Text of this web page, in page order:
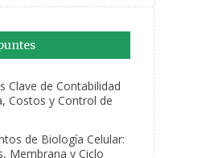
Clave de Contabilidad
Costos y Control de
de Biología Celular:
Membrana y Ciclo